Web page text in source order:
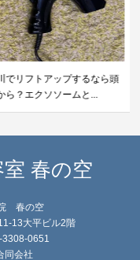
リフトアップするなら頭
？エクソソームと...
春の空
春の空
13大平ビル2階
0651
同会社